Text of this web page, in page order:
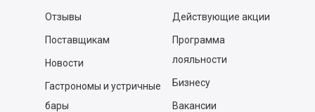
Отзывы
Поставщикам
Новости
Гастрономы и устричные
бары
Действующие акции
Программа
лояльности
Бизнесу
Вакансии